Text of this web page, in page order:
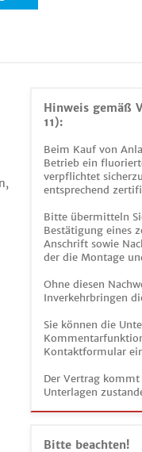
Hinweis gemäß
11):
Beim Kauf von
Betrieb ein
verpflichtet
entsprechend
Bitte übermitteln
Bestätigung eines
Anschrift sowie
der die Montage
Ohne diesen
Inverkehrbringen
Sie können die
Kontaktformular
Der Vertrag
Unterlagen
Bitte beachten!